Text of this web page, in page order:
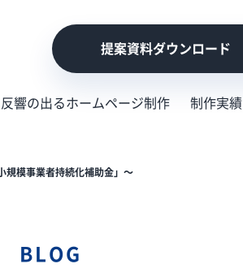
提案資料ダウンロード
反響の出るホームページ制作 制作実績
規模事業者持続化補助金」～
BLOG